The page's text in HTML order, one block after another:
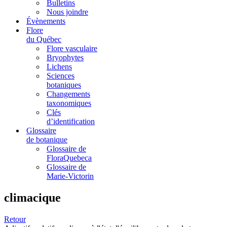
Bulletins
Nous joindre
Évènements
Flore
du Québec
Flore vasculaire
Bryophytes
Lichens
Sciences
botaniques
Changements
taxonomiques
Clés
d’identification
Glossaire
de botanique
Glossaire de
FloraQuebeca
Glossaire de
Marie-Victorin
climacique
Retour